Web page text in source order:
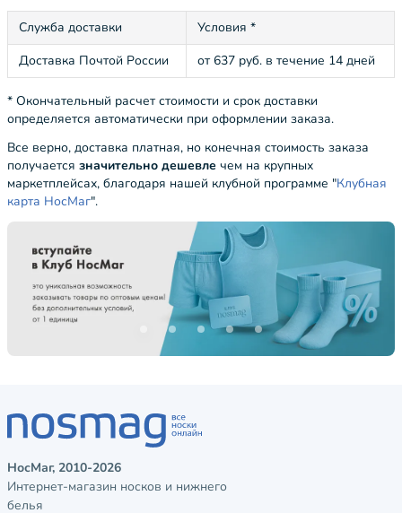
Служба доставки
Условия *
Доставка Почтой России
от 637 руб. в течение 14 дней
* Окончательный расчет стоимости и срок доставки
определяется автоматически при оформлении заказа.
Все верно, доставка платная, но конечная стоимость заказа
получается значительно дешевле чем на крупных
маркетплейсах, благодаря нашей клубной программе "Клубная
карта НосМаг".
НосМаг, 2010-2026
Интернет-магазин носков и нижнего
белья